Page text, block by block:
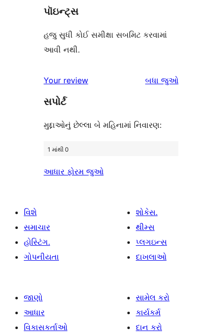
પૉઇન્ટ્સ
હજુ સુધી કોઈ સમીક્ષા સબમિટ કરવામાં
આવી નથી.
Your review બધા સમીક્ષાઓ
જુઓ
સપોર્ટ
મુદ્દાઓનું છેલ્લા બે મહિનામાં નિવારણ:
1 માંથી 0
આધાર ફોરમ જુઓ
વિશે
સમાચાર
હોસ્ટિંગ.
ગોપનીયતા
શોકેસ.
થીમ્સ
પ્લગઇન્સ
દાખલાઓ
જાણો
આધાર
વિકાસકર્તાઓ
સામેલ કરો
કાર્યકર્મ
દાન કરો